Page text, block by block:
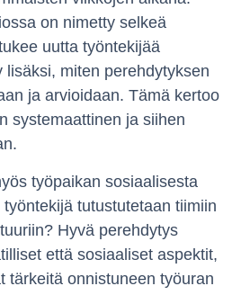
on nimetty selkeä
uutta työntekijää
lisäksi, miten perehdytyksen
ja arvioidaan. Tämä kertoo
systemaattinen ja siihen
työpaikan sosiaalisesta
tutustutetaan tiimiin
Hyvä perehdytys
että sosiaaliset aspektit,
tärkeitä onnistuneen työuran